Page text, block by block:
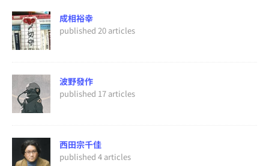
成相裕幸
published 20 articles
波野發作
published 17 articles
西田宗千佳
published 4 articles